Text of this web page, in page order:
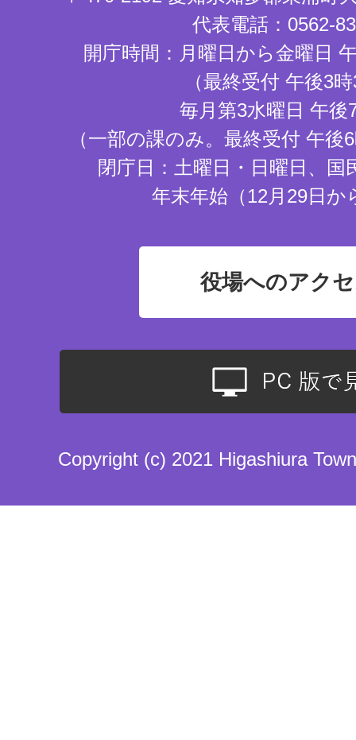
代表電話：0562-
開庁時間：月曜日から金曜日
（最終受付 午後3
毎月第3水曜日 午後
（一部の課のみ。最終受付 午
閉庁日：土曜日・日曜日、国
年末年始（12月29日か
役場へのアク
Copyright (c) 2021 Higashiura